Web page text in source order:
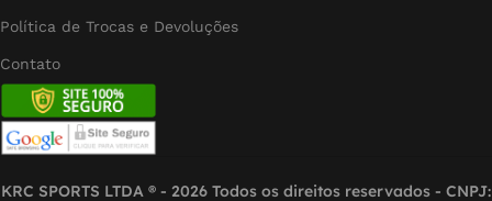
Política de Trocas e Devoluções
Contato
KRC SPORTS LTDA ® - 2026 Todos os direitos reservados - CNPJ: